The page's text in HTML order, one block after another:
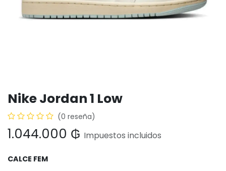
Nike Jordan 1 Low
(0 reseña)
1.044.000 ₲ Impuestos incluidos
CALCE FEM